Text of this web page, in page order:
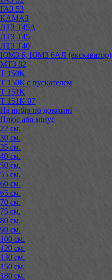
ГАЗ 53
КАМАЗ
ЛТЗ Т45А
ЛТЗ Т45
ЛТЗ Т40
ЮМЗ 6, ЮМЗ 6АЛ (екскаватор)
МТЗ 82
Т 150К
Т 150К с пускателем
Т 151К
Т 151К-07
На вибір по довжині
Плюс або мінус
22 см.
30 см.
35 см.
40 см.
50 см.
55 см.
60 см.
65 см.
70 см.
75 см.
80 см.
90 см.
100 см.
120 см.
130 см.
150 см.
180 см.